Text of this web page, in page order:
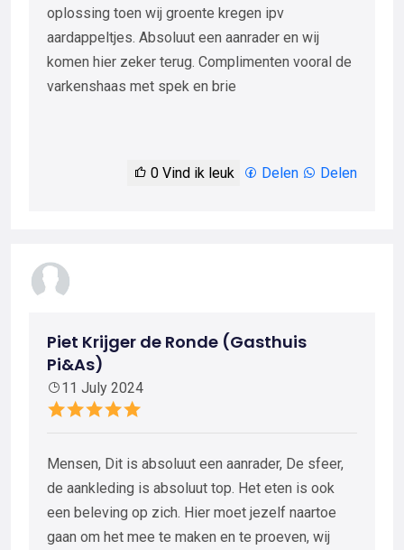
oplossing toen wij groente kregen ipv
aardappeltjes. Absoluut een aanrader en wij
komen hier zeker terug. Complimenten vooral de
varkenshaas met spek en brie
0 Vind ik leuk Delen Delen
Piet Krijger de Ronde (Gasthuis
Pi&As)
11 July 2024
Mensen, Dit is absoluut een aanrader, De sfeer,
de aankleding is absoluut top. Het eten is ook
een beleving op zich. Hier moet jezelf naartoe
gaan om het mee te maken en te proeven, wij